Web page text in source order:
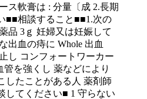
ス軟膏は : 分量〔成 2.長期
■■相談すること■■1.次の
品 3ｇ 妊婦又は妊娠して
出血の痔に Whole 出血
し コンフォートワーカー
を強くし 薬などにより
したことがある人 薬剤師
してください■ 1 守らない